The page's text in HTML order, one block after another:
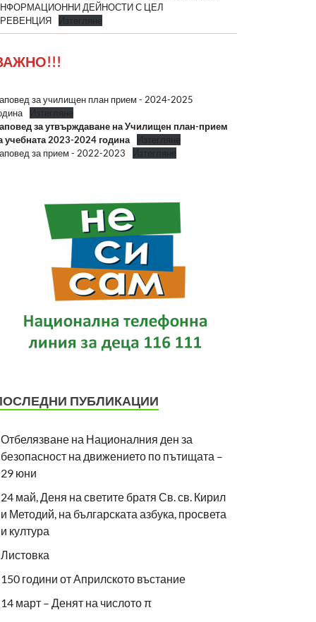
ДЕЙНОСТИ С ЦЕЛ
Изтегляне
за училищен план прием - 2024-2025
Изтегляне
за утвърждаване на Училищен план-прием
учебната 2023-2024 година
Изтегляне
за прием - 2022-2023
Изтегляне
ПУБЛИКАЦИИ
Отбелязване на Националния ден за
безопасност на движението по пътищата –
29 юни
24 май, Деня на светите братя Св. св. Кирил
и Методий, на българската азбука, просвета
и култура
Листовка
150 години от Априлското въстание
14 март – Денят на числото π